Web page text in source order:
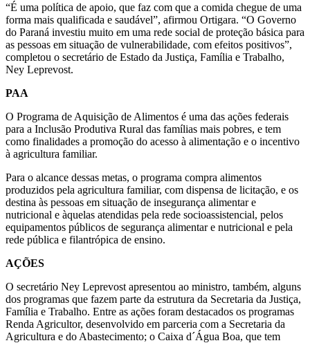
“É uma política de apoio, que faz com que a comida chegue de uma
forma mais qualificada e saudável”, afirmou Ortigara. “O Governo
do Paraná investiu muito em uma rede social de proteção básica para
as pessoas em situação de vulnerabilidade, com efeitos positivos”,
completou o secretário de Estado da Justiça, Família e Trabalho,
Ney Leprevost.
PAA
O Programa de Aquisição de Alimentos é uma das ações federais
para a Inclusão Produtiva Rural das famílias mais pobres, e tem
como finalidades a promoção do acesso à alimentação e o incentivo
à agricultura familiar.
Para o alcance dessas metas, o programa compra alimentos
produzidos pela agricultura familiar, com dispensa de licitação, e os
destina às pessoas em situação de insegurança alimentar e
nutricional e àquelas atendidas pela rede socioassistencial, pelos
equipamentos públicos de segurança alimentar e nutricional e pela
rede pública e filantrópica de ensino.
AÇÕES
O secretário Ney Leprevost apresentou ao ministro, também, alguns
dos programas que fazem parte da estrutura da Secretaria da Justiça,
Família e Trabalho. Entre as ações foram destacados os programas
Renda Agricultor, desenvolvido em parceria com a Secretaria da
Agricultura e do Abastecimento; o Caixa d´Água Boa, que tem